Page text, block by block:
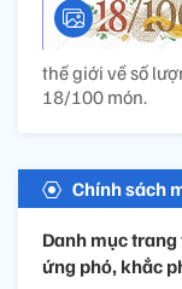
thế giới về số
18/100 món.
Chính sách
Danh mục
ứng phó, khắc